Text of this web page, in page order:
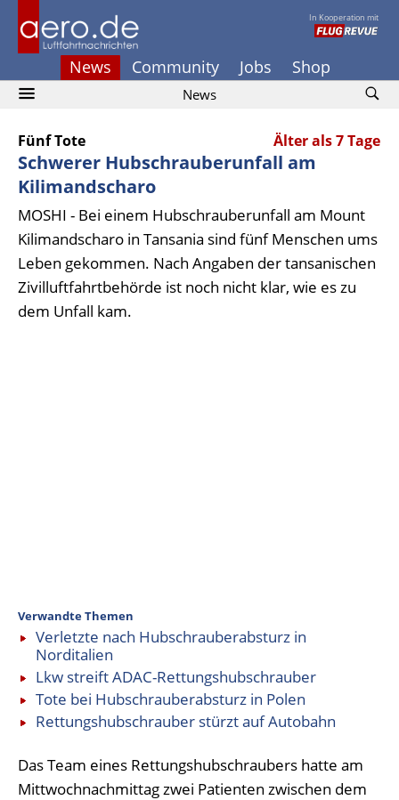
In Kooperation mit
News Community Jobs Shop
News
Fünf Tote Älter als 7 Tage
Schwerer Hubschrauberunfall am
Kilimandscharo
MOSHI - Bei einem Hubschrauberunfall am Mount
Kilimandscharo in Tansania sind fünf Menschen ums
Leben gekommen. Nach Angaben der tansanischen
Zivilluftfahrtbehörde ist noch nicht klar, wie es zu
dem Unfall kam.
Verwandte Themen
Verletzte nach Hubschrauberabsturz in
Norditalien
Lkw streift ADAC-Rettungshubschrauber
Tote bei Hubschrauberabsturz in Polen
Rettungshubschrauber stürzt auf Autobahn
Das Team eines Rettungshubschraubers hatte am
Mittwochnachmittag zwei Patienten zwischen dem